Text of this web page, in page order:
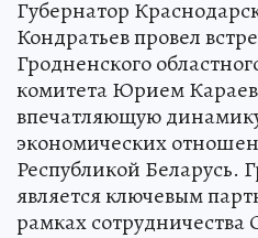
Губернатор
Кондратьев провел
Гродненского
комитета Юрием
впечатляющую
экономических
Республикой Беларусь.
является ключевым
рамках сотрудничества